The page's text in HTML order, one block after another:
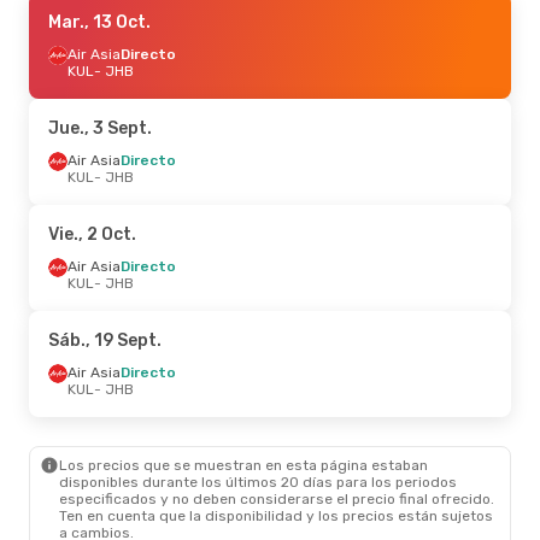
Mar., 13 Oct.
Air AsiaDirecto
KUL- JHB
JHB- KUL
Vie., 28 Ago.- Vie., 28 Ago.
FlyfireflyDirecto
JHB - KUL
Mar., 13 Oct.
Air AsiaDirecto
KUL- JHB
Jue., 3 Sept.
Air AsiaDirecto
KUL- JHB
Vie., 2 Oct.
Air AsiaDirecto
KUL- JHB
Sáb., 19 Sept.
Air AsiaDirecto
KUL- JHB
Los precios que se muestran en esta página estaban
disponibles durante los últimos 20 días para los periodos
especificados y no deben considerarse el precio final ofrecido.
Ten en cuenta que la disponibilidad y los precios están sujetos
a cambios.